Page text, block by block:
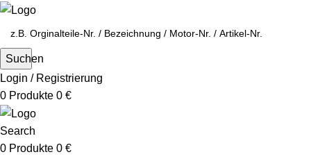
Suchen
Login / Registrierung
0 Produkte 0 €
Search
0 Produkte 0 €